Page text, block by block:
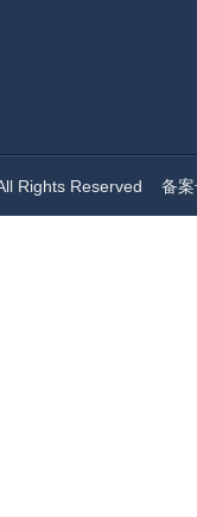
Rights Reserved 备